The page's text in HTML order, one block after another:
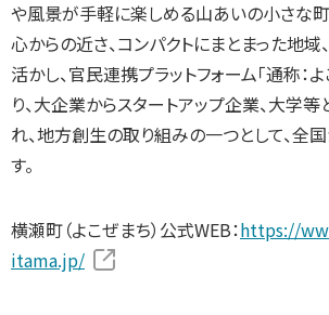
や風景が手軽に楽しめる山あいの小さな町
心からの近さ、コンパクトにまとまった地
活かし、官民連携プラットフォーム「通称：
り、大企業からスタートアップ企業、大学
れ、地方創生の取り組みの一つとして、全
す。
横瀬町（よこぜまち）公式WEB：https://
itama.jp/